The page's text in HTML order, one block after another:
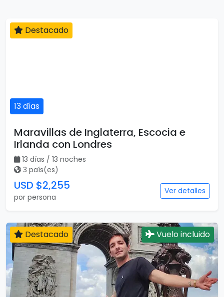
13 días
Destacado
Maravillas de Inglaterra, Escocia e
Irlanda con Londres
13 días / 13 noches
3 país(es)
USD $2,255
por persona
Ver detalles
Destacado Vuelo incluido